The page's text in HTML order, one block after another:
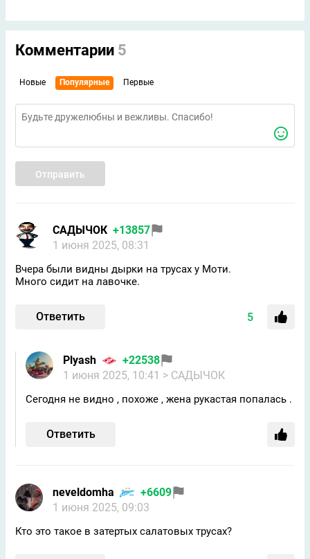
Комментарии 5
Новые Популярные Первые
Отправить
САДЫЧОК +13857
1 июня 2025, 08:31
Вчера были видны дырки на трусах у Моти.
Много сидит на лавочке.
Ответить 5
Plyash
+22538
1 июня 2025, 10:41 > САДЫЧОК
Сегодня не видно , похоже , жена рукастая попалась .
Ответить
neveldomha
+6609
1 июня 2025, 09:03
Кто это такое в затертых салатовых трусах?